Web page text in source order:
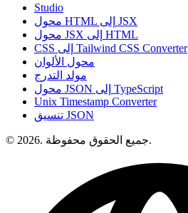
Studio
محول HTML إلى JSX
محول JSX إلى HTML
CSS إلى Tailwind CSS Converter
محول الألوان
مولد التدرج
محول JSON إلى TypeScript
Unix Timestamp Converter
تنسيق JSON
© 2026. جميع الحقوق محفوظة.